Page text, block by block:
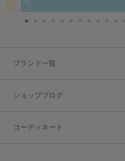
ブランド一覧
ショップブログ
コーディネート